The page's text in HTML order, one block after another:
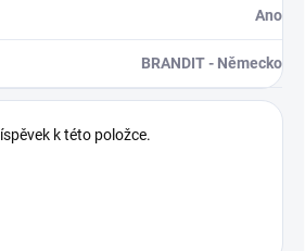
Ano
BRANDIT - Německo
k této položce.